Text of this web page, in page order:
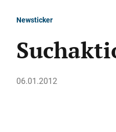
Newsticker
06.01.2012